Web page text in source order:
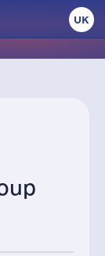
UK